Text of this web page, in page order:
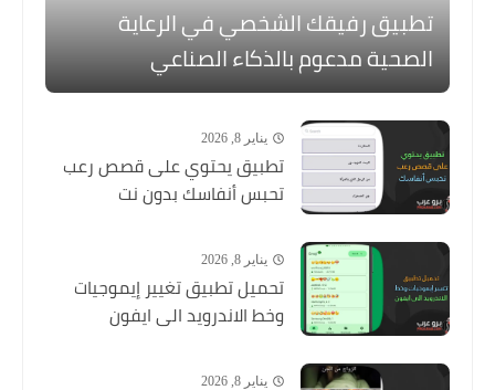
تطبيق رفيقك الشخصي في الرعاية
الصحية مدعوم بالذكاء الصناعي
يناير 8, 2026
تطبيق يحتوي على قصص رعب
تحبس أنفاسك بدون نت
يناير 8, 2026
تحميل تطبيق تغيير إيموجيات
وخط الاندرويد الى ايفون
يناير 8, 2026